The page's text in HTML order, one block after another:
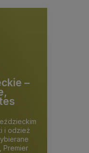
–
i odzież
Premier